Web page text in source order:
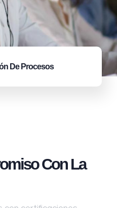
De Procesos
Con La